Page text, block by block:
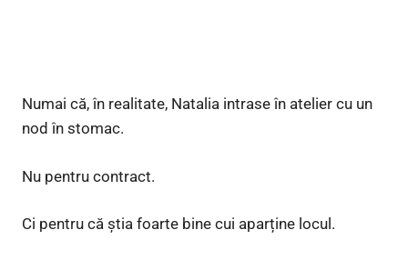
Numai că, în realitate, Natalia intrase în atelier cu un
nod în stomac.
Nu pentru contract.
Ci pentru că știa foarte bine cui aparține locul.